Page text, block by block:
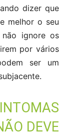
dizer que
melhor o seu
ignore os
por vários
ser um
DEVE